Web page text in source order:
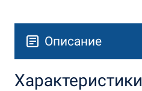
Описание
Характеристики